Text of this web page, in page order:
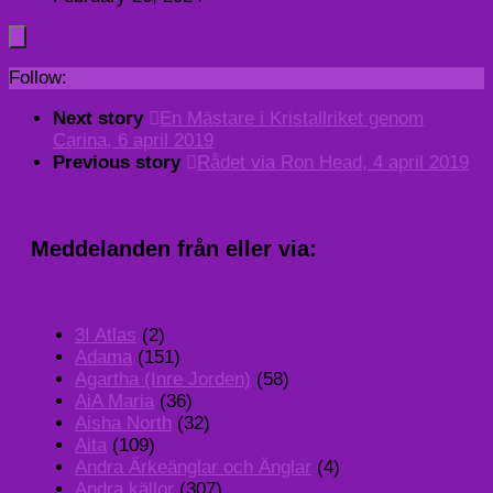
Follow:
Next story
En Mästare i Kristallriket genom
Carina, 6 april 2019
Previous story
Rådet via Ron Head, 4 april 2019
Meddelanden från eller via:
3I Atlas (2)
Adama (151)
Agartha (Inre Jorden) (58)
AiA Maria (36)
Aisha North (32)
Aita (109)
Andra Ärkeänglar och Änglar (4)